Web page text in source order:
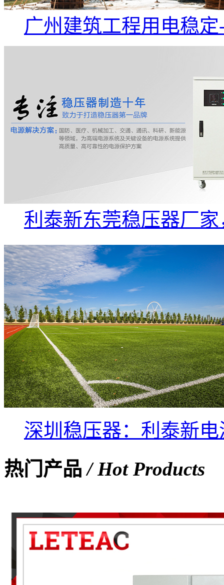
广州建筑工程用电稳
利泰新东莞稳压器厂
深圳稳压器：利泰新
热门产品/ Hot Products